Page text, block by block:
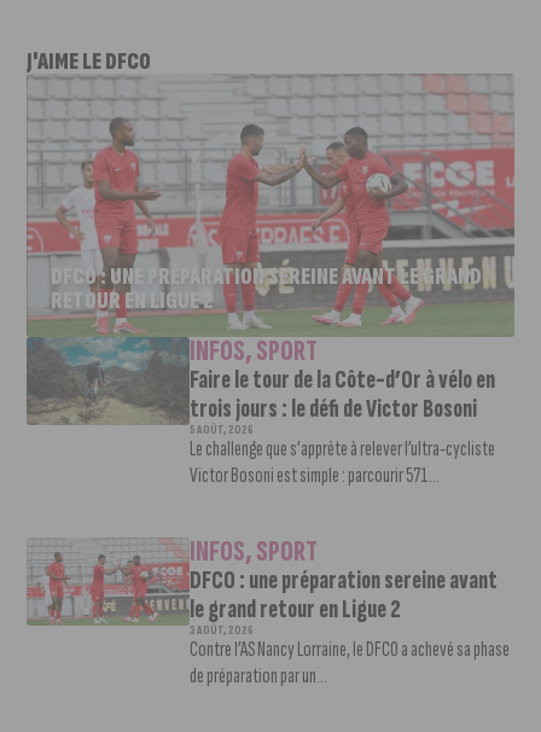
J'AIME LE DFCO
DFCO : UNE PRÉPARATION SEREINE AVANT LE GRAND
RETOUR EN LIGUE 2
INFOS,SPORT
Faire le tour de la Côte-d’Or à vélo en
trois jours : le défi de Victor Bosoni
5 AOÛT, 2026
Le challenge que s’apprête à relever l’ultra-cycliste
Victor Bosoni est simple : parcourir 571...
INFOS,SPORT
DFCO : une préparation sereine avant
le grand retour en Ligue 2
3 AOÛT, 2026
Contre l’AS Nancy Lorraine, le DFCO a achevé sa phase
de préparation par un...